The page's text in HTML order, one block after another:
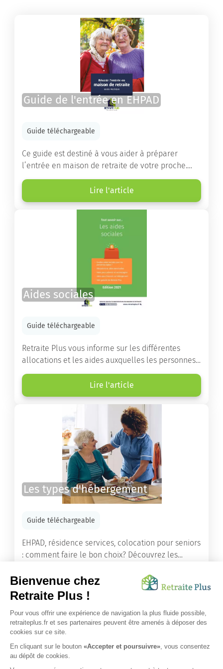
Guide de l'entrée en EHPAD
Guide téléchargeable
Ce guide est destiné à vous aider à préparer
l’entrée en maison de retraite de votre proche.
Vous y trouverez un panorama des différents types
d’établissements ainsi que des conseils pratiques
destinés à orienter les familles et à leur faciliter
Lire l'article
Aides sociales
Guide téléchargeable
Retraite Plus vous informe sur les différentes
allocations et les aides auxquelles les personnes
âgées ont droit pour financer un séjour en maison
de retraite ou un maintien à domicile.
Lire l'article
Les types d'hébergement
Guide téléchargeable
EHPAD, résidence services, colocation pour seniors
: comment faire le bon choix? Découvrez les
ainés.
Lire l'article
Vous avez besoin d’une aide de nos équipes ?
Obtenir les tarifs & disponibilités